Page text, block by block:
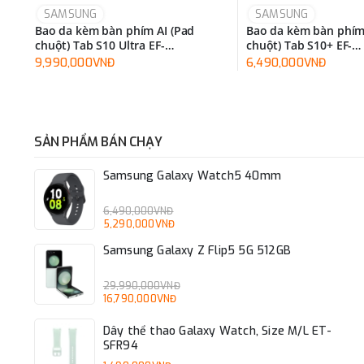
SAMSUNG
Bao da kèm bàn phím AI (Pad
chuột) Tab S10 Ultra EF-
DX925UBEGWW
9,990,000VNĐ
SAMSUNG
Bao da kèm bàn
chuột) Tab S10+ EF-
DX825UWEGWW
6,490,000VNĐ
SẢN PHẨM BÁN CHẠY
Samsung Galaxy Watch5 40mm
6,490,000VNĐ
5,290,000VNĐ
Samsung Galaxy Z Flip5 5G 512GB
29,990,000VNĐ
16,790,000VNĐ
Dây thể thao Galaxy Watch, Size M/L ET-
SFR94